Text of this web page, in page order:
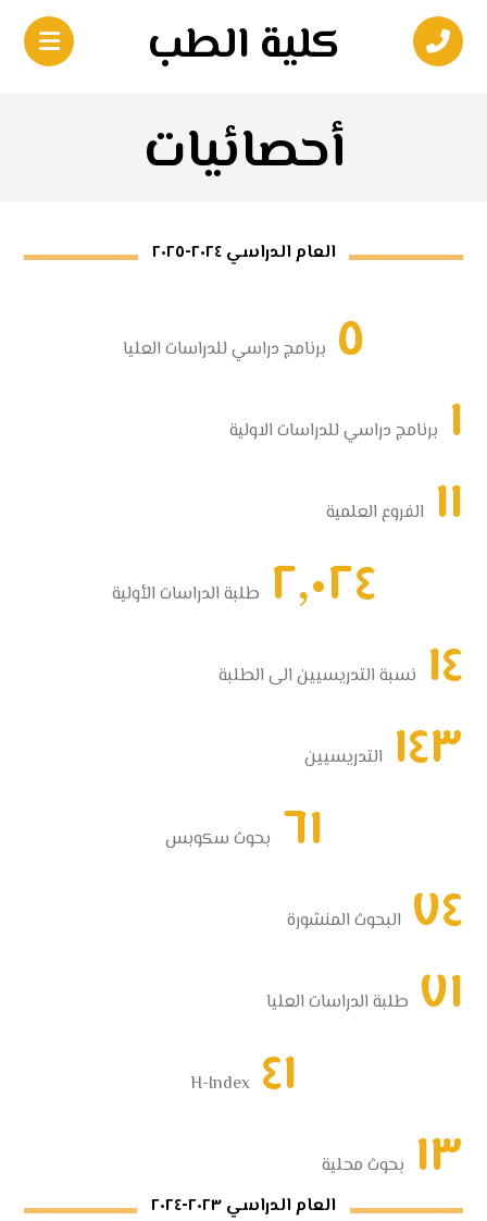
كلية الطب
أحصائيات
العام الدراسي ٢٠٢٤-٢٠٢٥
٥ برنامج دراسي للدراسات العليا
١ برنامج دراسي للدراسات الاولية
١١ الفروع العلمية
٢,٠٢٤ طلبة الدراسات الأولية
١٤ نسبة التدريسيين الى الطلبة
١٤٣ التدريسيين
٦١ بحوث سكوبس
٧٤ البحوث المنشورة
٧١ طلبة الدراسات العليا
٤١ H-Index
١٣ بحوث محلية
العام الدراسي ٢٠٢٣-٢٠٢٤